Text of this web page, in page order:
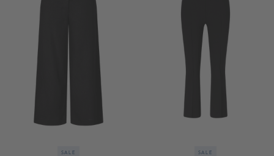
SALE SALE